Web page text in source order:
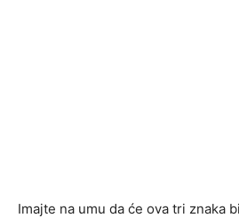
Imajte na umu da će ova tri znaka